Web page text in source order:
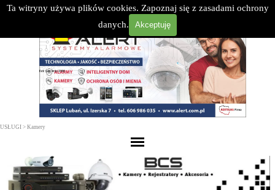
Ta witryny używa plików cookies. Zapoznaj się z zasadami ochrony
danych.
Akceptuję
Przejdź do treści
Select Language ▼
USŁUGI > Kamery